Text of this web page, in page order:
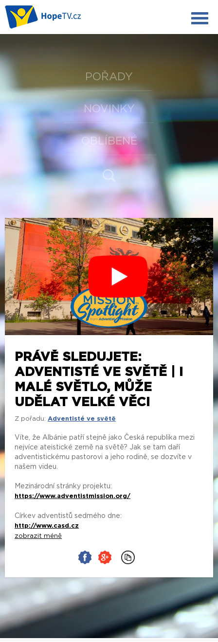
POŘADY
NOVINKY
OBLÍBENÉ
PRÁVĚ SLEDUJETE:
ADVENTISTÉ VE SVĚTĚ | I
MALÉ SVĚTLO, MŮŽE
UDĚLAT VELKÉ VĚCI
Z pořadu: Adventisté ve světě
Víte, že Albánie patří stejně jako Česká republika mezi
nejvíce ateistické země na světě? Jak se tam daří
adventistickému pastorovi a jeho rodině, se dozvíte v
našem videu.
Mezinárodní stránky projektu:
https://www.adventistmission.org/
Církev adventistů sedmého dne:
http://www.casd.cz
zobrazit méně